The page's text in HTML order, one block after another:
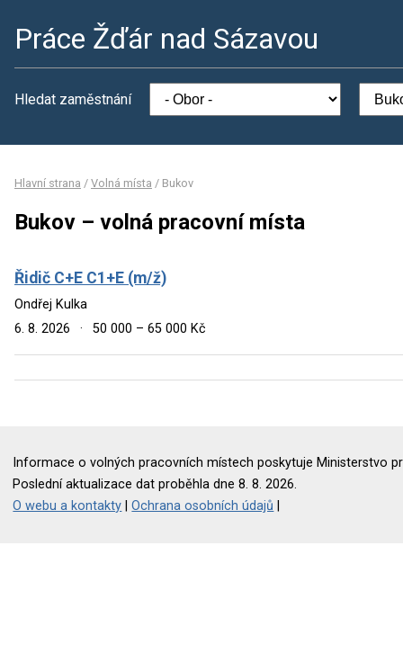
Práce Žďár nad Sázavou
Hledat zaměstnání
Hlavní strana / Volná místa / Bukov
Bukov – volná pracovní místa
Řidič C+E C1+E (m/ž)
Ondřej Kulka
6. 8. 2026
· 50 000 – 65 000 Kč
Informace o volných pracovních místech poskytuje Ministerstvo
Poslední aktualizace dat proběhla dne 8. 8. 2026.
O webu a kontakty |Ochrana osobních údajů